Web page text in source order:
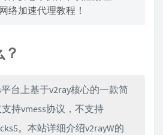
络加速代理教程！
台上基于v2ray核心的一款简
持vmess协议，不支持
。本站详细介绍v2rayW的